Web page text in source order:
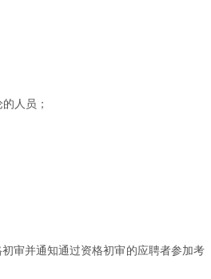
人员；
审并通知通过资格初审的应聘者参加考